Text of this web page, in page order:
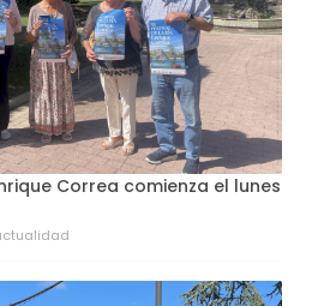
Correa comienza el lunes